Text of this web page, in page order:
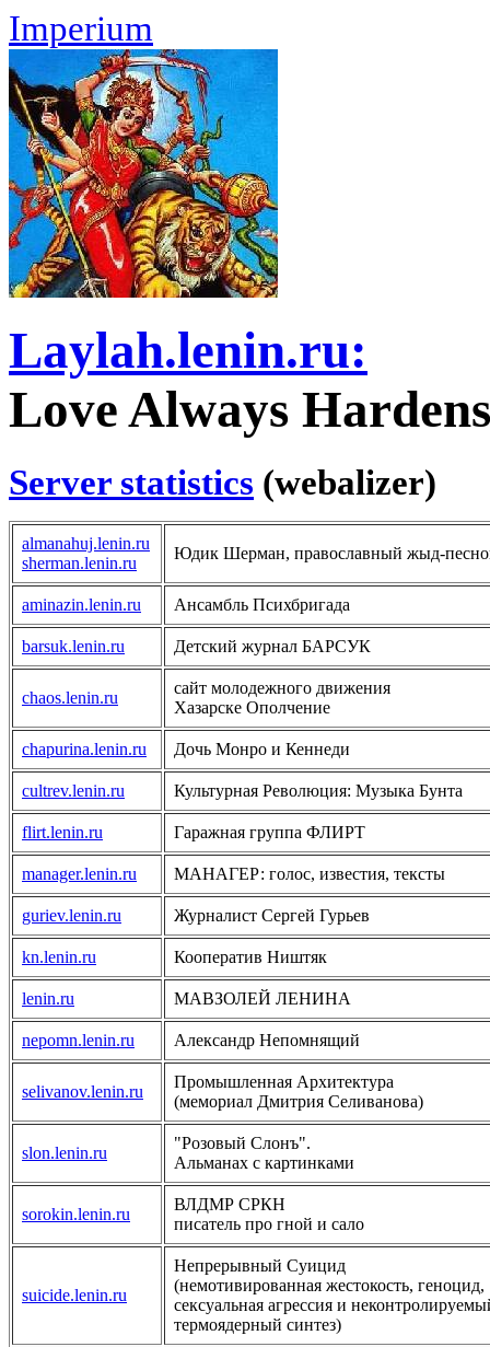
Imperium
Laylah.lenin.ru:
Love Always
Server statistics (webalizer)
almanahuj.lenin.ru
sherman.lenin.ru
Юдик Шерман, православный жыд-
aminazin.lenin.ru Ансамбль Психбригада
barsuk.lenin.ru Детский журнал БАРСУК
chaos.lenin.ru
сайт молодежного движения
Хазарске Ополчение
chapurina.lenin.ru Дочь Монро и Кеннеди
cultrev.lenin.ru Культурная Революция: Музыка Бунта
flirt.lenin.ru Гаражная группа ФЛИРТ
manager.lenin.ru МАНАГЕР: голос, известия, тексты
guriev.lenin.ru Журналист Сергей Гурьев
kn.lenin.ru Кооператив Ништяк
lenin.ru МАВЗОЛЕЙ ЛЕНИНА
nepomn.lenin.ru Александр Непомнящий
selivanov.lenin.ru
Промышленная Архитектура
(мемориал Дмитрия Селиванова)
slon.lenin.ru
"Розовый Слонъ".
Альманах с картинками
sorokin.lenin.ru
ВЛДМР СРКН
писатель про гной и сало
suicide.lenin.ru
Непрерывный Суицид
(немотивированная жестокость, геноцид,
сексуальная агрессия и
термоядерный синтез)